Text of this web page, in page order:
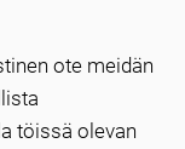
ote meidän
töissä olevan